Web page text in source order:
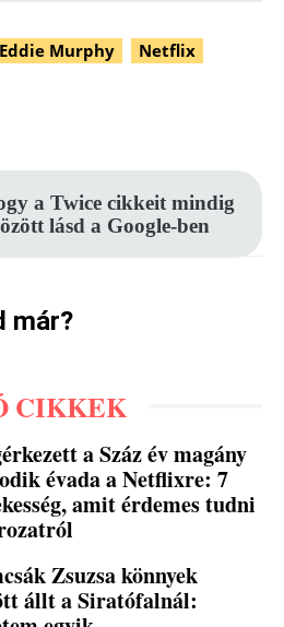
Eddie Murphy Netflix
a Twice cikkeit mindig
lásd a Google-ben
már?
CIKKEK
a Száz év magány
évada a Netflixre: 7
amit érdemes tudni
Zsuzsa könnyek
állt a Siratófalnál: